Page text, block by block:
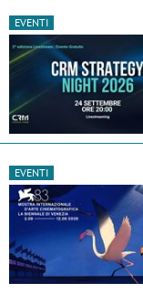
EVENTI
EVENTI